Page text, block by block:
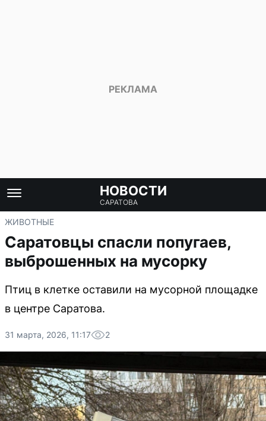
НОВОСТИ
САРАТОВА
ЖИВОТНЫЕ
Саратовцы спасли попугаев,
выброшенных на мусорку
Птиц в клетке оставили на мусорной площадке
в центре Саратова.
31 марта, 2026, 11:17 2